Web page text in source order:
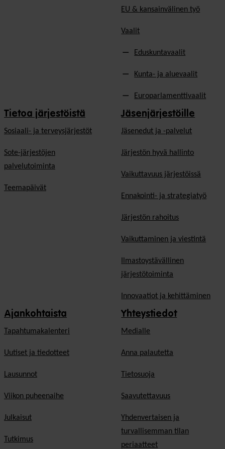
EU & kansainvälinen työ
Vaalit
Eduskuntavaalit
Kunta- ja aluevaalit
Europarlamenttivaalit
Tietoa järjestöistä
Sosiaali- ja terveysjärjestöt
Sote-järjestöjen
palvelutoiminta
Teemapäivät
Jäsenjärjestöille
Jäsen­edut ja -palvelut
Järjestön hyvä hallinto
Vaikuttavuus järjestöissä
Ennakointi- ja strategiatyö
Järjestön rahoitus
Vaikuttaminen ja viestintä
Ilmastoystävällinen
järjestötoiminta
Innovaatiot ja kehittäminen
Ajankohtaista
Tapahtumakalenteri
Uutiset ja tiedotteet
Lausunnot
Viikon puheenaihe
Julkaisut
Tutkimus
Yhteystiedot
Medialle
Anna palautetta
Tietosuoja
Saavutettavuus
Yhdenvertaisen ja
turvallisemman tilan
periaatteet